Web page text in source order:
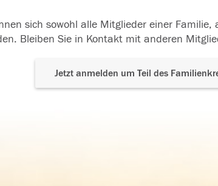
sich sowohl alle Mitglieder einer
Bleiben Sie in Kontakt mit anderen
Jetzt anmelden um Teil des